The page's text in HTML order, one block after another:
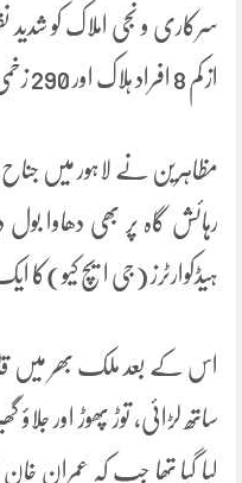
سرکاری و نجی املاک کو شدید
از کم 8 افراد ہلاک اور 290 زخمی ہوئے تھے۔
مظاہرین نے لاہور میں جناح
رہائش گاہ پر بھی دھاوا بول
ہیڈکوارٹرز (جی ایچ کیو)کا
اس کے بعد ملک بھر میں
لیا گیا تھا جب کہ عمران خان